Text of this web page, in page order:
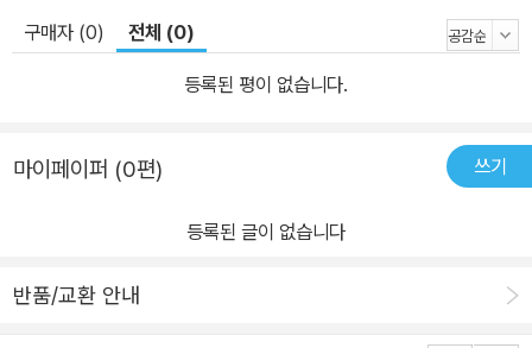
있다. 동시에 효와 불효, 선업과 악업의 단순한 이분적 구성에서 벗어
나 당대 관념을 대표하는 여러 등장인물이 등장해 이야기를 펼쳐 나
간다는 점에서 『목련구모권선희문』은 당시 주류와 비주류의 사상을
어지는 동아시아만의 복합적인 관념 세계를 잘 직조해 하나의 대서사
시로 만든 이 작품은 고전이 왜 시대를 뛰어넘어 여전히 유효한지를
구매자 (0) 전체 (0)
등록된 평이 없습니다.
마이페이퍼 (0편) 쓰기
등록된 글이 없습니다
반품/교환 안내